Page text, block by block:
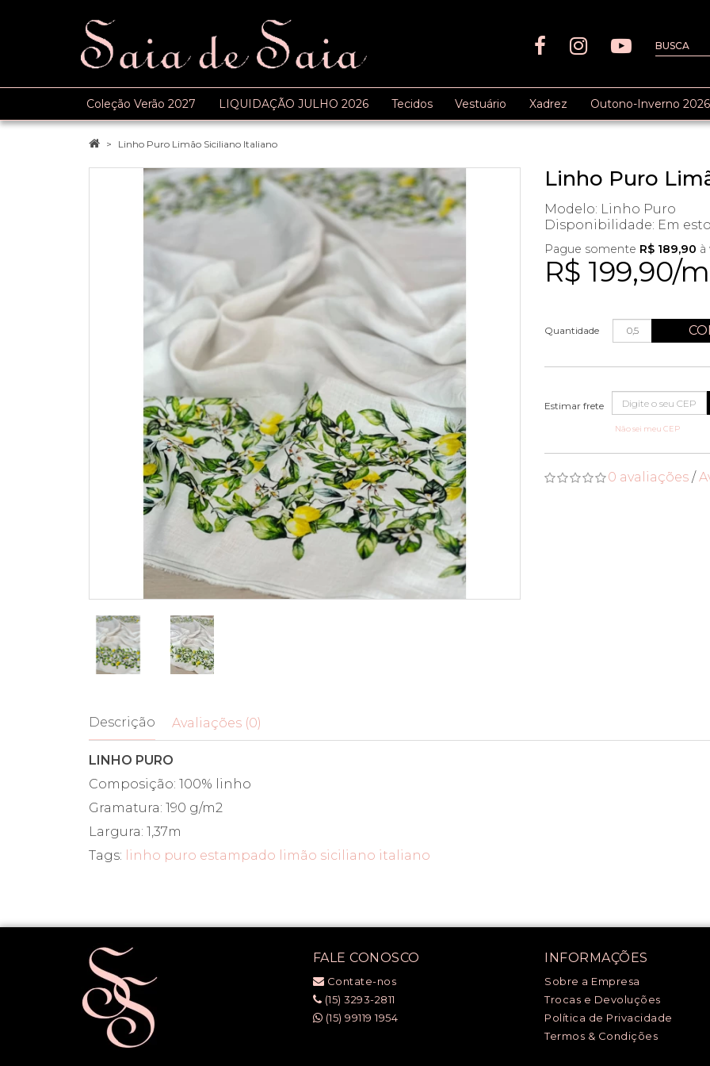
Coleção Verão 2027 LIQUIDAÇÃO JULHO 2026 Tecidos Vestuário Xadrez Outono-Inverno 2026
Linho Puro Limão Siciliano Italiano
Linho Puro
Modelo: Linho Puro
Disponibilidade: Em
R$ 199,90/m
Pague somente R$ 189,90 à
Quantidade
Não sei meu CEP
0 avaliações /
Descrição Avaliações (0)
LINHO PURO
Composição: 100% linho
Gramatura: 190 g/m2
Largura: 1,37m
Tags: linho puro estampado limão siciliano italiano
FALE CONOSCO
Contate-nos
(15) 3293-2811
(15) 99119 1954
INFORMAÇÕES
Sobre a Empresa
Trocas e Devoluções
Política de Privacidade
Termos & Condições